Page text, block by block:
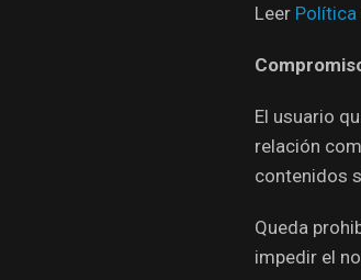
Leer Política
El usuario
relación
contenidos
Queda
impedir el